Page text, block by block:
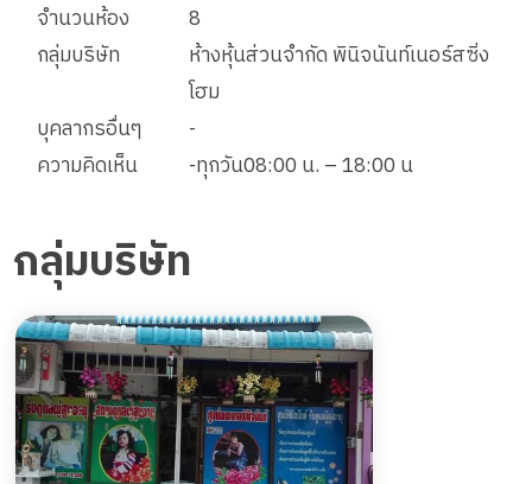
จำนวนห้อง
8
กลุ่มบริษัท
ห้างหุ้นส่วนจำกัด พินิจนันท์เนอร์สซิ่ง
โฮม
บุคลากรอื่นๆ
-
ความคิดเห็น
-ทุกวัน08:00 น. – 18:00 น
กลุ่มบริษัท